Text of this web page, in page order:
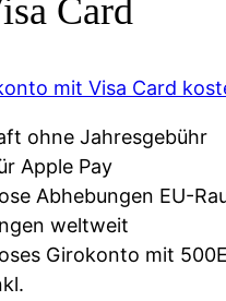
Card
ohne Jahresgebühr
Apple Pay
Abhebungen EU-
weltweit
Girokonto mit